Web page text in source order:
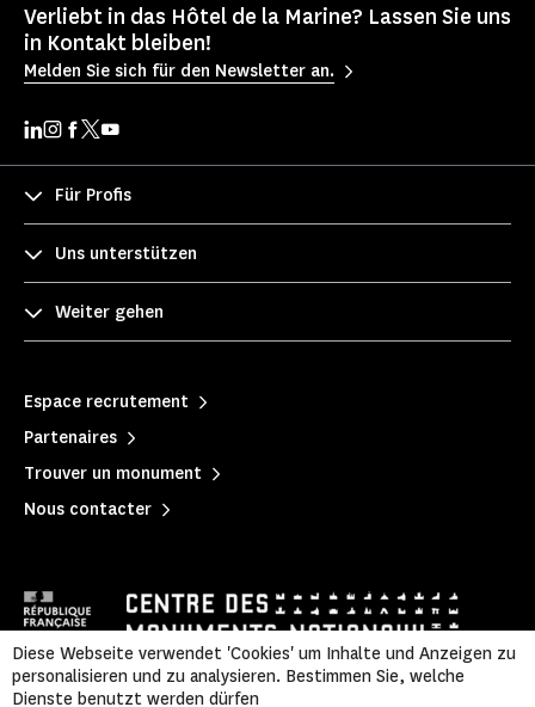
Verliebt in das Hôtel de la Marine? Lassen Sie uns
in Kontakt bleiben!
Melden Sie sich für den Newsletter an.
Für Profis
Uns unterstützen
Weiter gehen
Espace recrutement
Partenaires
Trouver un monument
Nous contacter
Diese Webseite verwendet 'Cookies' um Inhalte und Anzeigen zu
personalisieren und zu analysieren. Bestimmen Sie, welche
Dienste benutzt werden dürfen